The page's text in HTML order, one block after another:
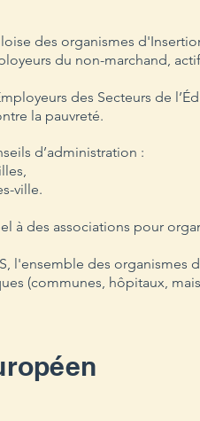
des organismes
du non-marchand,
des Secteurs de
la pauvreté.
d’administration :
ville.
à des associations pour
l'ensemble des
(communes, hôpitaux,